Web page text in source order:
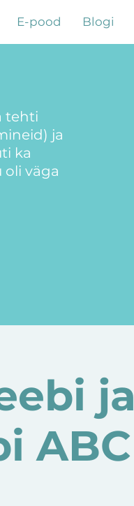
E-pood Blogi
tehti
ja
ka
oli väga
ja
ABC